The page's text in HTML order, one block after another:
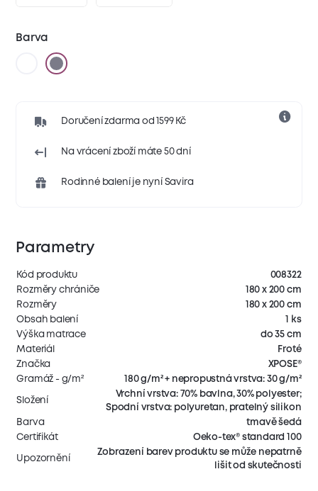
Barva
Doručení zdarma od 1599 Kč
Na vrácení zboží máte 50 dní
Rodinné balení je nyní Savira
Parametry
Kód produktu
008322
Rozměry chrániče
180 x 200 cm
Rozměry
180 x 200 cm
Obsah balení
1 ks
Výška matrace
do 35 cm
Materiál
Froté
Značka
XPOSE®
Gramáž - g/m²
180 g/m² + nepropustná vrstva: 30 g/m²
Složení
Vrchní vrstva: 70% bavlna, 30% polyester;
Spodní vrstva: polyuretan, pratelný silikon
Barva
tmavě šedá
Certifikát
Oeko-tex® standard 100
Upozornění
Zobrazení barev produktu se může nepatrně
lišit od skutečnosti